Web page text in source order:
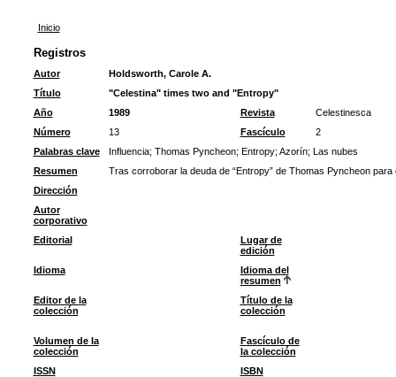
Inicio
Registros
Autor
Holdsworth, Carole A.
Título
"Celestina" times two and "Entropy"
Año
1989 Revista
Celestinesca
Número
13 Fascículo
2
Palabras clave
Influencia; Thomas Pyncheon; Entropy; Azorín; Las nubes
Resumen
Tras corroborar la deuda de “Entropy” de Thomas Pyncheon
Dirección
Autor
corporativo
Editorial
Lugar de
edición
Idioma
Idioma del
resumen
Editor de la
colección
Título de la
colección
Volumen de la
colección
Fascículo de
la colección
ISSN
ISBN